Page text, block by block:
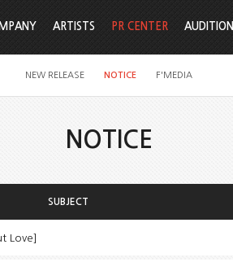
ARTISTS PR CENTER
NEW RELEASE NOTICE F'MEDIA
AUDITION
NOTICE
SUBJECT
Love]